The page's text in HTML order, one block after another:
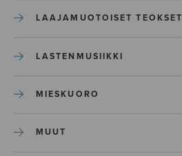
LAAJAMUOTOISET TEOKSET
LASTENMUSIIKKI
MIESKUORO
MUUT